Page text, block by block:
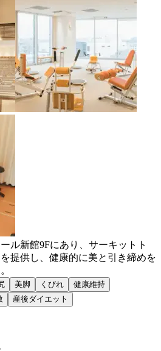
ル新館9Fにあり、サーキットト
提供し、健康的に美と引き締めを
美脚 くびれ
健康維持
産後ダイエット